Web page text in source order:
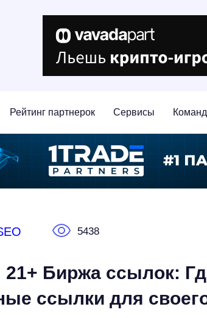
Рейтинг партнерок Сервисы
5438
Биржа ссылок:
ссылки для